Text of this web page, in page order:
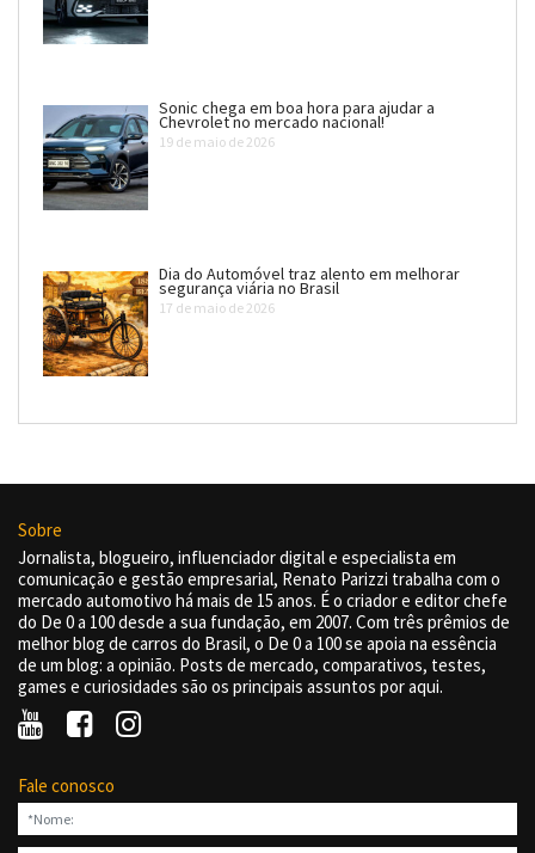
Sonic chega em boa hora para ajudar a
Chevrolet no mercado nacional!
19 de maio de 2026
Dia do Automóvel traz alento em melhorar
segurança viária no Brasil
17 de maio de 2026
Sobre
Jornalista, blogueiro, influenciador digital e especialista em
comunicação e gestão empresarial, Renato Parizzi trabalha com o
mercado automotivo há mais de 15 anos. É o criador e editor chefe
do De 0 a 100 desde a sua fundação, em 2007. Com três prêmios de
melhor blog de carros do Brasil, o De 0 a 100 se apoia na essência
de um blog: a opinião. Posts de mercado, comparativos, testes,
games e curiosidades são os principais assuntos por aqui.
Fale conosco